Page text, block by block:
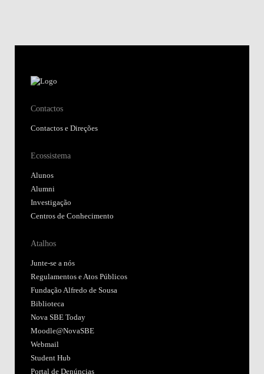
Contactos
Contactos e Direções
Ecossistema
Alunos
Alumni
Investigação
Centros de Conhecimento
Atalhos
Junte-se a nós
Regulamentos e Atos Públicos
Fundação Alfredo de Sousa
Biblioteca
Nova SBE Today
Moodle@NovaSBE
Webmail
Student Hub
Portal de Denúncias